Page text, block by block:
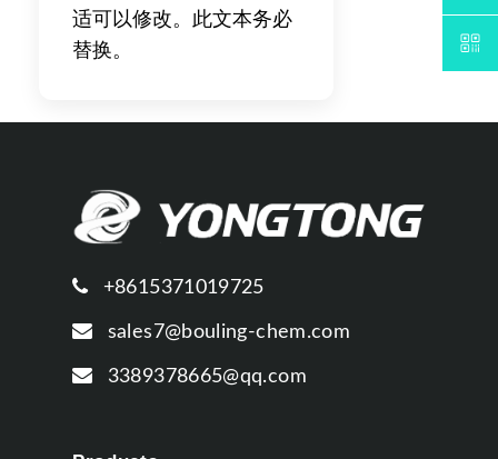
适可以修改。此文本务必
替换。
+8615371019725
sales7@bouling-chem.com
3389378665@qq.com